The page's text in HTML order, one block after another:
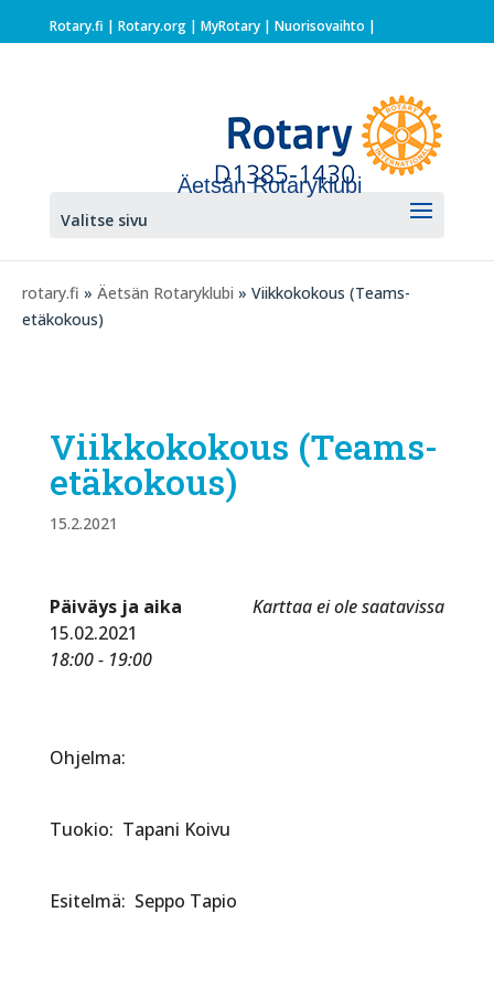
Rotary.fi | Rotary.org| MyRotary | Nuorisovaihto |
Äetsän Rotaryklubi
Valitse sivu
rotary.fi » Äetsän Rotaryklubi » Viikkokokous (Teams-
etäkokous)
Viikkokokous (Teams-
etäkokous)
15.2.2021
Karttaa ei ole saatavissa
Päiväys ja aika
15.02.2021
18:00 - 19:00
Ohjelma:
Tuokio: Tapani Koivu
Esitelmä: Seppo Tapio